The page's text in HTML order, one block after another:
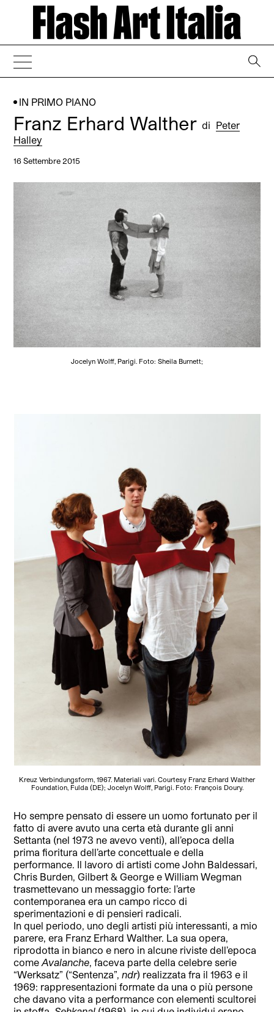
IN PRIMO PIANO
Franz Erhard Waltherdi Peter
Halley
16 Settembre 2015
Jocelyn Wolff, Parigi. Foto: Sheila Burnett;
Kreuz Verbindungsform, 1967. Materiali vari. Courtesy Franz Erhard Walther
Foundation, Fulda (DE); Jocelyn Wolff, Parigi. Foto: François Doury.
Ho sempre pensato di essere un uomo fortunato per il
fatto di avere avuto una certa età durante gli anni
Settanta (nel 1973 ne avevo venti), all’epoca della
prima fioritura dell’arte concettuale e della
performance. Il lavoro di artisti come John Baldessari,
Chris Burden, Gilbert & George e William Wegman
trasmettevano un messaggio forte: l’arte
contemporanea era un campo ricco di
sperimentazioni e di pensieri radicali.
In quel periodo, uno degli artisti più interessanti, a mio
parere, era Franz Erhard Walther. La sua opera,
riprodotta in bianco e nero in alcune riviste dell’epoca
comeAvalanche, faceva parte della celebre serie
“Werksatz” (“Sentenza”,ndr) realizzata fra il 1963 e il
1969: rappresentazioni formate da una o più persone
che davano vita a performance con elementi scultorei